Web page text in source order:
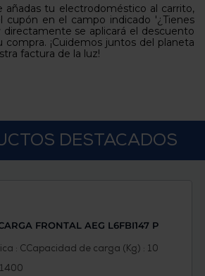
tu electrodoméstico al carrito,
cupón en el campo indicado '¿Tienes
se aplicará el descuento
¡Cuidemos juntos del planeta
factura de la luz!
DESTACADOS
FRONTAL AEG L6FBI147 P
: CCapacidad de carga (Kg) : 10